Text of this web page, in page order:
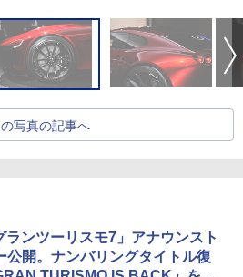
の写真の記事へ
ランツーリスモ7」アナウンスト
公開。ナンバリングタイトル復